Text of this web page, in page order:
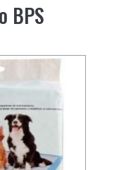
BPS